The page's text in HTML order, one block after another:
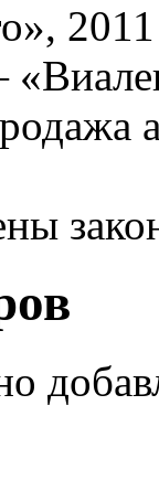
2011